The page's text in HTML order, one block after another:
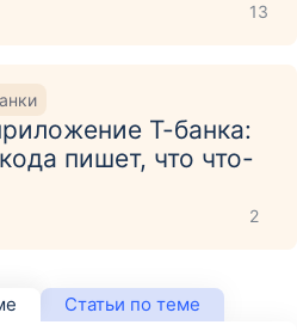
13
Т-банка:
пишет, что что-
2
Статьи по теме